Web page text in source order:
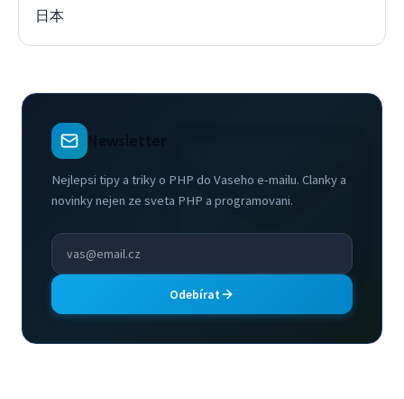
日本
Newsletter
Nejlepsi tipy a triky o PHP do Vaseho e-mailu. Clanky a
novinky nejen ze sveta PHP a programovani.
Odebírat